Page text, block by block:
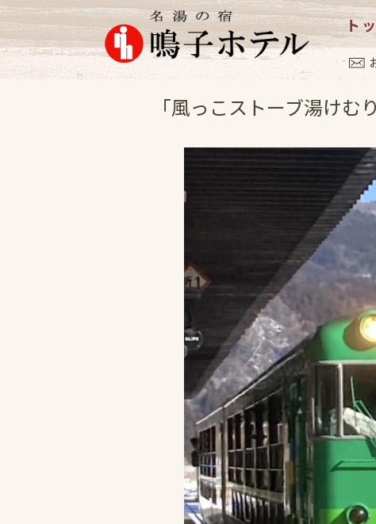
ト
女将日記 2025.2.4
「風っこストーブ湯けむ